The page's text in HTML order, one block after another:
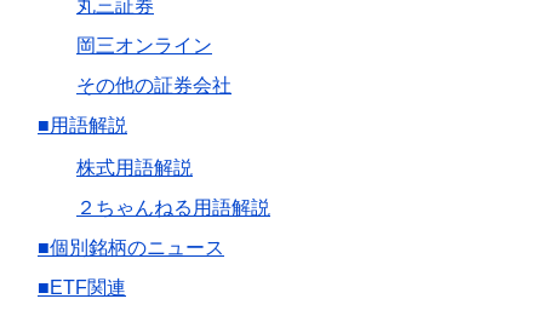
丸三証券
岡三オンライン
その他の証券会社
■用語解説
株式用語解説
２ちゃんねる用語解説
■個別銘柄のニュース
■ETF関連